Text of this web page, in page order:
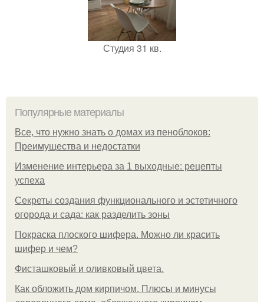
Студия 31 кв.
Популярные материалы
Все, что нужно знать о домах из пеноблоков:
Преимущества и недостатки
Изменение интерьера за 1 выходные: рецепты
успеха
Секреты создания функционального и эстетичного
огорода и сада: как разделить зоны
Покраска плоского шифера. Можно ли красить
шифер и чем?
Фисташковый и оливковый цвета.
Как обложить дом кирпичом. Плюсы и минусы